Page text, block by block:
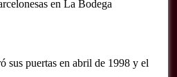
en La Bodega
sus puertas en abril de 1998 y el